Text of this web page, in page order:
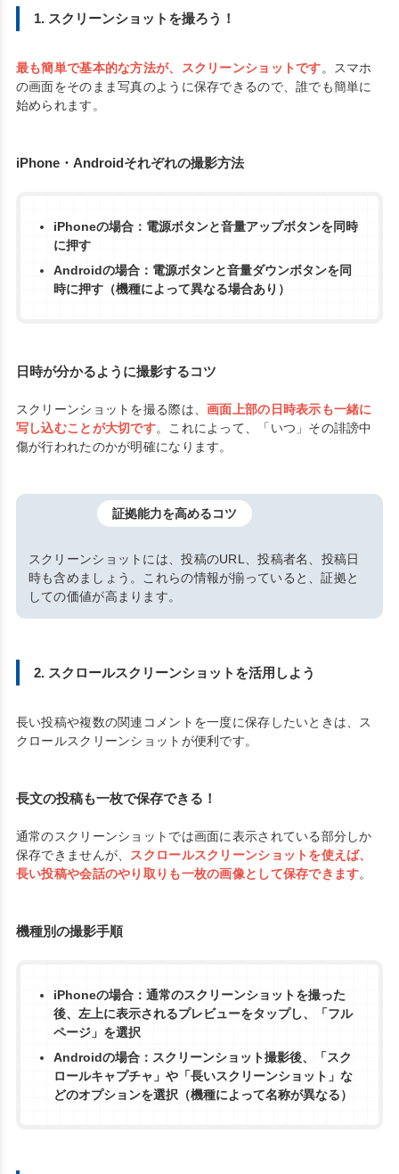
1. スクリーンショットを撮ろう！
最も簡単で基本的な方法が、スクリーンショットです。スマホ
の画面をそのまま写真のように保存できるので、誰でも簡単に
始められます。
iPhone・Androidそれぞれの撮影方法
iPhoneの場合：電源ボタンと音量アップボタンを同時
に押す
Androidの場合：電源ボタンと音量ダウンボタンを同
時に押す（機種によって異なる場合あり）
日時が分かるように撮影するコツ
スクリーンショットを撮る際は、画面上部の日時表示も一緒に
写し込むことが大切です。これによって、「いつ」その誹謗中
傷が行われたのかが明確になります。
証拠能力を高めるコツ
スクリーンショットには、投稿のURL、投稿者名、投稿日
時も含めましょう。これらの情報が揃っていると、証拠と
しての価値が高まります。
2. スクロールスクリーンショットを活用しよう
長い投稿や複数の関連コメントを一度に保存したいときは、ス
クロールスクリーンショットが便利です。
長文の投稿も一枚で保存できる！
通常のスクリーンショットでは画面に表示されている部分しか
保存できませんが、 スクロールスクリーンショットを使えば、
長い投稿や会話のやり取りも一枚の画像として保存できます。
機種別の撮影手順
iPhoneの場合：通常のスクリーンショットを撮った
後、左上に表示されるプレビューをタップし、「フル
ページ」を選択
Androidの場合：スクリーンショット撮影後、「スク
ロールキャプチャ」や「長いスクリーンショット」な
どのオプションを選択（機種によって名称が異なる）